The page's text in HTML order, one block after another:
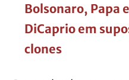
Bolsonaro, Papa
DiCaprio em
clones